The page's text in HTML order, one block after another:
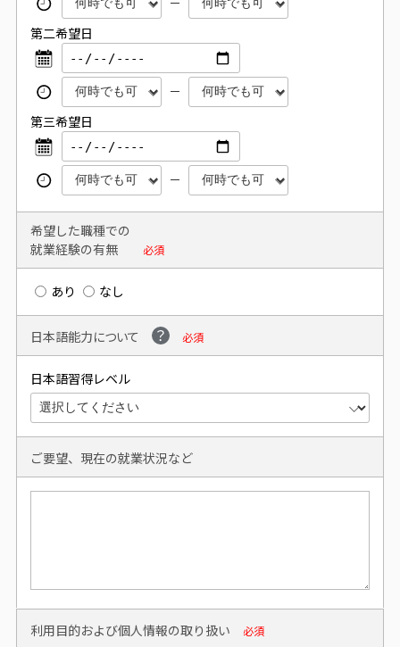
第二希望日
第三希望日
希望した職種での
就業経験の有無
必須
あり なし
日本語能力について 必須
日本語習得レベル
ご要望、現在の就業状況など
利用目的および個人情報の取り扱い 必須